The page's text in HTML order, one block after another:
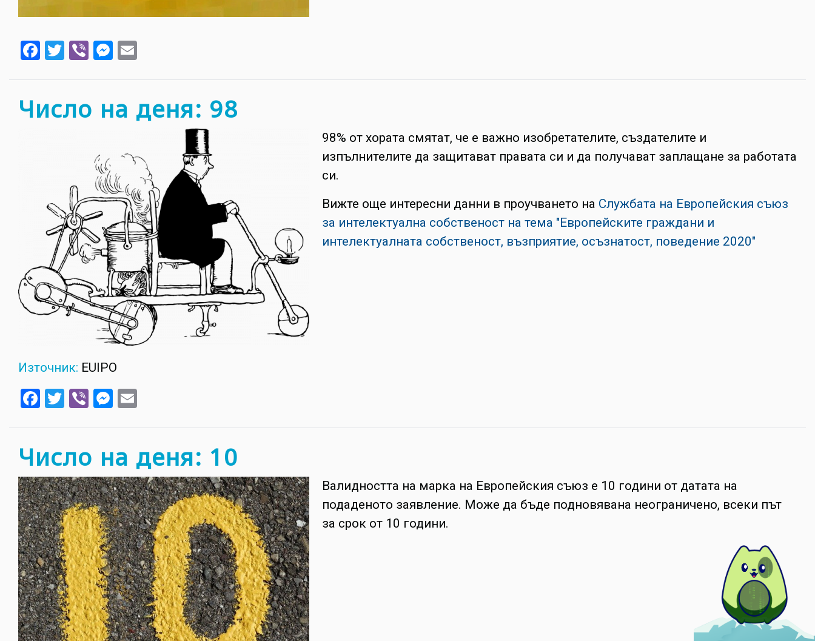
Facebook
Twitter
ViberMessenger
Число на деня: 98
98% от хората смятат, че е важно изобретателите, създателите и
изпълнителите да защитават правата си и да получават заплащане за работата
си.
Вижте още интересни данни в проучването на Службата на Европейския съюз
за интелектуална собственост на тема "Европейските граждани и
интелектуалната собственост, възприятие, осъзнатост, поведение 2020"
Източник: EUIPO
Facebook
Twitter
ViberMessenger
Число на деня: 10
Валидността на марка на Европейския съюз е 10 години от датата на
подаденото заявление. Може да бъде подновявана неограничено, всеки път
за срок от 10 години.